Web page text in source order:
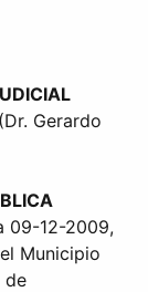
Gerardo
09-12-2009,
Municipio
de